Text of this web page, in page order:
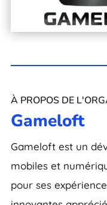
À PROPOS DE
Gameloft
Gameloft est un
mobiles et
pour ses